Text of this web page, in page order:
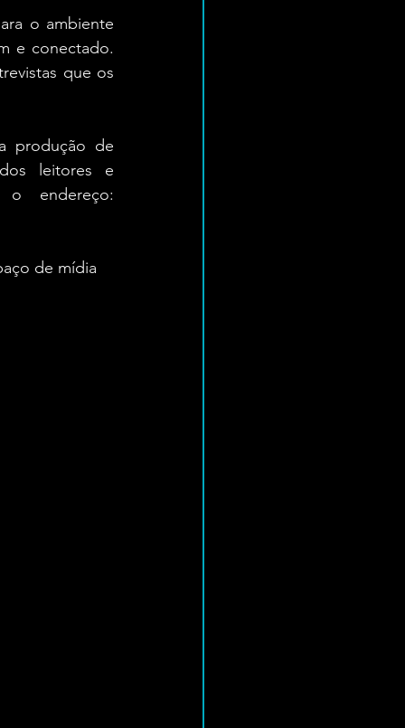
o ambiente
e conectado.
que os
produção de
leitores e
de mídia